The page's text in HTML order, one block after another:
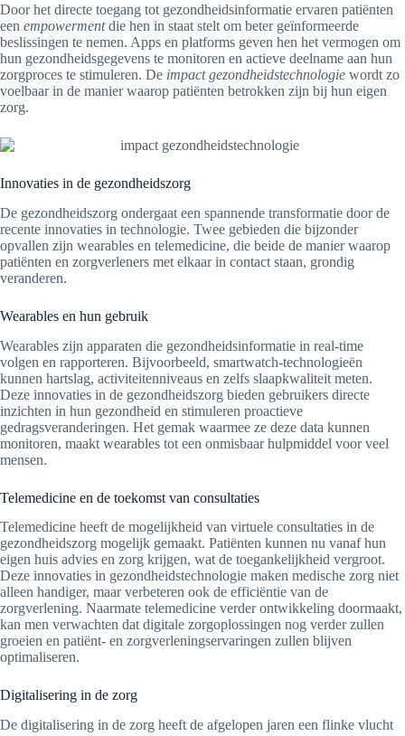
Door het directe toegang tot gezondheidsinformatie ervaren patiënten
een empowermentdie hen in staat stelt om beter geïnformeerde
beslissingen te nemen. Apps en platforms geven hen het vermogen om
hun gezondheidsgegevens te monitoren en actieve deelname aan hun
zorgproces te stimuleren. De impact gezondheidstechnologie wordt zo
voelbaar in de manier waarop patiënten betrokken zijn bij hun eigen
zorg.
Innovaties in de gezondheidszorg
De gezondheidszorg ondergaat een spannende transformatie door de
recente innovaties in technologie. Twee gebieden die bijzonder
opvallen zijn wearables en telemedicine, die beide de manier waarop
patiënten en zorgverleners met elkaar in contact staan, grondig
veranderen.
Wearables en hun gebruik
Wearables zijn apparaten die gezondheidsinformatie in real-time
volgen en rapporteren. Bijvoorbeeld, smartwatch-technologieën
kunnen hartslag, activiteitenniveaus en zelfs slaapkwaliteit meten.
Deze innovaties in de gezondheidszorg bieden gebruikers directe
inzichten in hun gezondheid en stimuleren proactieve
gedragsveranderingen. Het gemak waarmee ze deze data kunnen
monitoren, maakt wearables tot een onmisbaar hulpmiddel voor veel
mensen.
Telemedicine en de toekomst van consultaties
Telemedicine heeft de mogelijkheid van virtuele consultaties in de
gezondheidszorg mogelijk gemaakt. Patiënten kunnen nu vanaf hun
eigen huis advies en zorg krijgen, wat de toegankelijkheid vergroot.
Deze innovaties in gezondheidstechnologie maken medische zorg niet
alleen handiger, maar verbeteren ook de efficiëntie van de
zorgverlening. Naarmate telemedicine verder ontwikkeling doormaakt,
kan men verwachten dat digitale zorgoplossingen nog verder zullen
groeien en patiënt- en zorgverleningservaringen zullen blijven
optimaliseren.
Digitalisering in de zorg
De digitalisering in de zorg heeft de afgelopen jaren een flinke vlucht